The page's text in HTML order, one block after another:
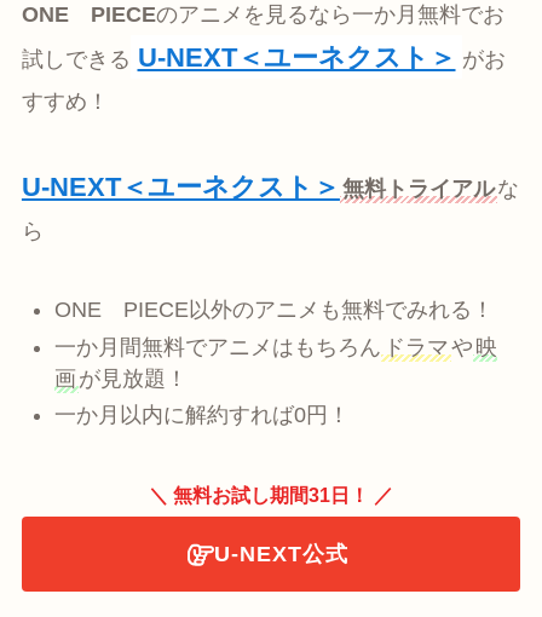
ONE PIECEのアニメを見るなら一か月無料でお
試しできる U-NEXT＜ユーネクスト＞ がお
すすめ！
U-NEXT＜ユーネクスト＞ 無料トライアルな
ら
ONE PIECE以外のアニメも無料でみれる！
一か月間無料でアニメはもちろん ドラマや 映
画が見放題！
一か月以内に解約すれば0円！
＼ 無料お試し期間31日！ ／
U-NEXT公式